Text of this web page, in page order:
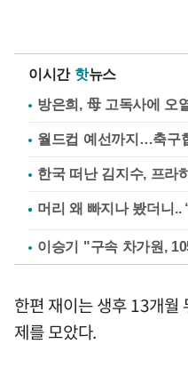
이시간 핫뉴스
방은희, 母 고독사에 오
월드컵 예선까지…축구
한국 떠난 김지수, 프라
이승기 "구속 차가원,
한편 재이는 생후 13개월
제를 모았다.